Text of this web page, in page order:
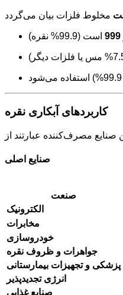
999 است (99.9% نقره)
کاربردهای آبکاری نقره
صنایع اصلی
صنعت
الکترونیک
مخابرات
خودروسازی
جواهرات و ظروف نقره
پزشکی و تجهیزات بیمارستانی
انرژی تجدیدپذیر
صنایع غذایی